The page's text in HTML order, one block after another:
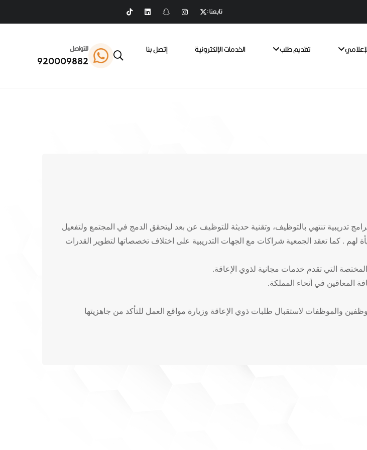
تابعنا :
تقديم طلب الخدمات الإلكترونية
إتصل بنا
للتواصل
920009882
تدريبية تنتهي بالتوظيف، وتقنية حديثة للتوظيف عن بعد ليتحقق الدمج في المجتمع ولتفعيل
لهم . كما تعقد الجمعية شراكات مع الجهات التدريبية على اختلاف تخصصاتها لتطوير القدرات
التي تقدم خدمات مجانية لذوي الإعاقة.
المعاقين في أنحاء المملكة.
والموظفات لاستقبال طلبات ذوي الإعاقة وزيارة مواقع العمل للتأكد من جاهزيتها